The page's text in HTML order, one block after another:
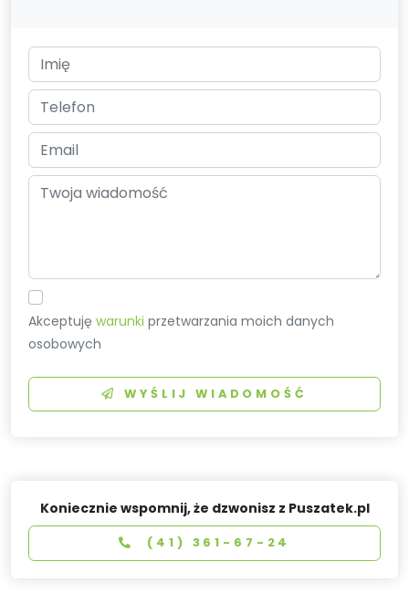
Akceptujęwarunki przetwarzania moich danych
osobowych
WYŚLIJ WIADOMOŚĆ
Koniecznie wspomnij, że dzwonisz z Puszatek.pl
(41) 361-67-24